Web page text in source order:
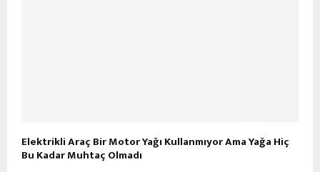
Elektrikli Araç Bir Motor Yağı Kullanmıyor Ama Yağa Hiç
Bu Kadar Muhtaç Olmadı